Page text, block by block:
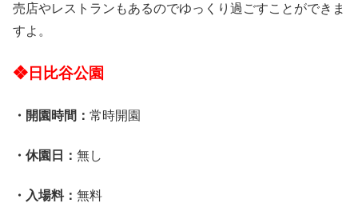
売店やレストランもあるのでゆっくり過ごすことができま
すよ。
❖日比谷公園
・開園時間： 常時開園
・休園日： 無し
・入場料： 無料